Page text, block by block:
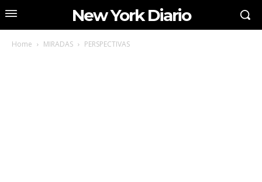
New York Diario
Home MIRADAS PERSPECTIVAS